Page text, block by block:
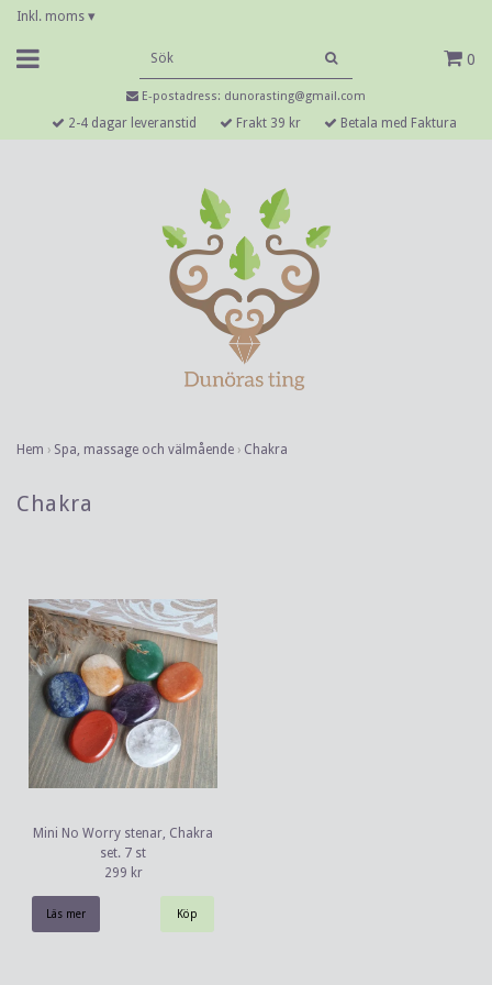
Inkl. moms ▾
0
E-postadress: dunorasting@gmail.com
2-4 dagar leveranstid Frakt 39 kr Betala med Faktura
Hem › Spa, massage och välmående › Chakra
Chakra
Mini No Worry stenar, Chakra
set. 7 st
299 kr
Läs mer